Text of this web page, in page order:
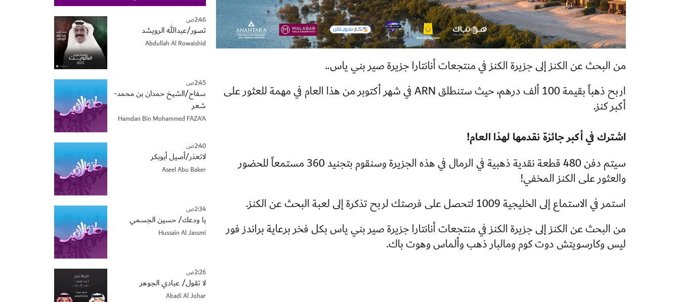
من البحث عن الكنز إلى جزيرة الكنز في منتجعات أنانتارا جزيرة صير بني ياس..
اربح ذهباً بقيمة 100 ألف درهم، حيث ستنطلق ARN في شهر أكتوبر من هذا العام في مهمة للعثور على
أكبر كنز.
اشترك في أكبر جائزة نقدمها لهذا العام!
سيتم دفن 480 قطعة نقدية ذهبية في الرمال في هذه الجزيرة وسنقوم بتجنيد 360 مستمعاً للحضور
والعثور على الكنز المخفي!
استمر في الاستماع إلى الخليجية 1009 لتحصل على فرصتك لربح تذكرة إلى لعبة البحث عن الكنز.
من البحث عن الكنز إلى جزيرة الكنز في منتجعات أنانتارا جزيرة صير بني ياس بكل فخر برعاية براندز فور
ليس وكارسويتش دوت كوم ومالبار ذهب وألماس وهوت باك.
2:46ص
تصور/عبدالله الرويشد
Abdullah Al Rowaishid
2:45ص
سفاح/الشيخ حمدان بن محمد-
شعر
Hamdan Bin Mohammed FAZA'A
2:40ص
لاتعذر/أصيل أبوبكر
Aseel Abu Baker
2:34ص
با ودعك/ حسين الجسمي
Hussain Al Jassmi
2:26ص
لا تقول/ عبادي الجوهر
Abadi Al Johar